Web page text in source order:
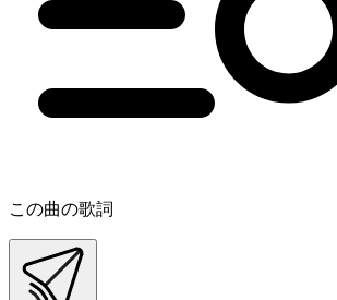
この曲の歌詞